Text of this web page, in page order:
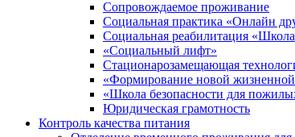
Сопровождаемое проживание
Социальная практика «Онлайн
Социальная реабилитация «Школа
«Социальный лифт»
Стационарозамещающая
«Формирование новой
«Школа безопасности для
Юридическая грамотность
Контроль качества питания